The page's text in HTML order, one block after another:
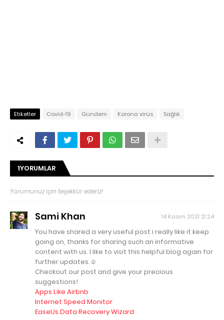
Etiketler Covid-19 Gündem Korona virüs Sağlık
1YORUMLAR
Yorumunuz için teşekkür ederiz!
Sami Khan 14 Kasım 2021 21:24
You have shared a very useful post i really like it keep
going on, thanks for sharing such an informative
content with us. I like to visit this helpful blog again for
further updates.☺️
Checkout our post and give your precious
suggestions!
Apps Like Airbnb
Internet Speed Monitor
EaseUs Data Recovery Wizard